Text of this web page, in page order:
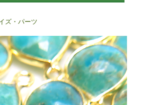
ズ・パーツ